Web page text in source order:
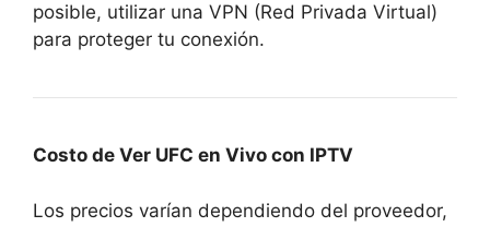
posible, utilizar una VPN (Red Privada Virtual)
para proteger tu conexión.
Costo de Ver UFC en Vivo con IPTV
Los precios varían dependiendo del proveedor,